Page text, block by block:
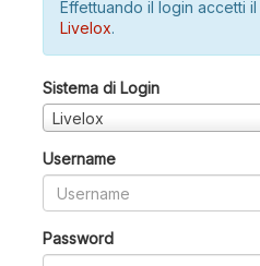
Effettuando il login accetti il
Livelox.
Sistema di Login
Livelox
Username
Password